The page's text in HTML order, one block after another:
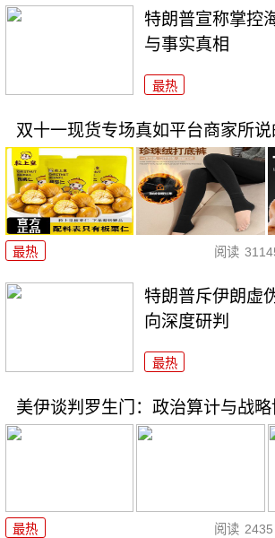
特朗普宣称掌控
与事实真相
最热
双十一现货专场真如平台商家所说
最热 阅读
特朗普斥伊朗虚
向深度研判
最热
美伊谈判罗生门：政治算计与战
最热 阅读 2435